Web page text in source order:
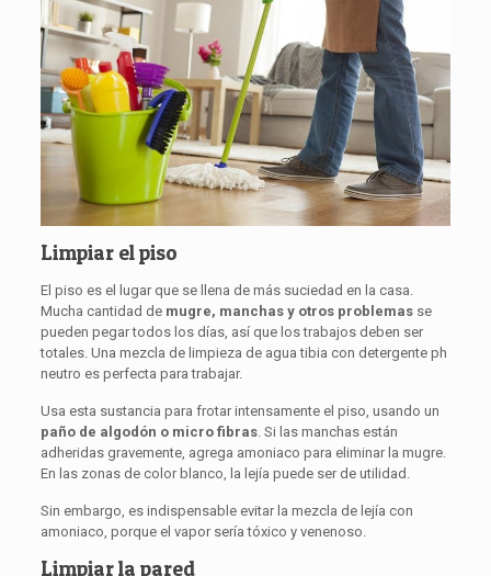
Limpiar el piso
El piso es el lugar que se llena de más suciedad en la casa.
Mucha cantidad de mugre, manchas y otros problemasse
pueden pegar todos los días, así que los trabajos deben ser
totales. Una mezcla de limpieza de agua tibia con detergente ph
neutro es perfecta para trabajar.
Usa esta sustancia para frotar intensamente el piso, usando un
paño de algodón o micro fibras. Si las manchas están
adheridas gravemente, agrega amoniaco para eliminar la mugre.
En las zonas de color blanco, la lejía puede ser de utilidad.
Sin embargo, es indispensable evitar la mezcla de lejía con
amoniaco, porque el vapor sería tóxico y venenoso.
Limpiar la pared